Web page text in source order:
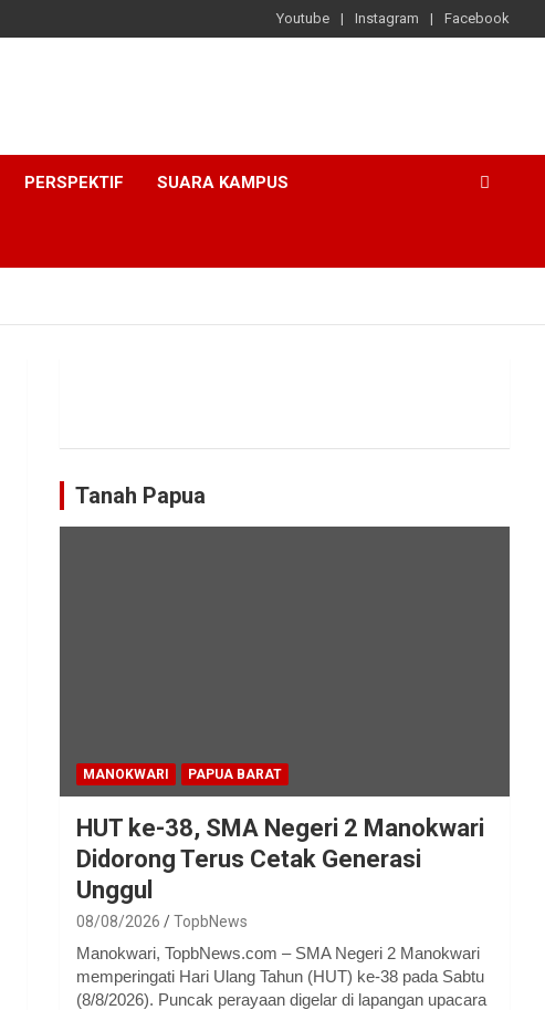
Youtube Instagram Facebook
PERSPEKTIF SUARA KAMPUS
Tanah Papua
MANOKWARI PAPUA BARAT
HUT ke-38, SMA Negeri 2 Manokwari
Didorong Terus Cetak Generasi
Unggul
08/08/2026 TopbNews
Manokwari, TopbNews.com – SMA Negeri 2 Manokwari
memperingati Hari Ulang Tahun (HUT) ke-38 pada Sabtu
(8/8/2026). Puncak perayaan digelar di lapangan upacara